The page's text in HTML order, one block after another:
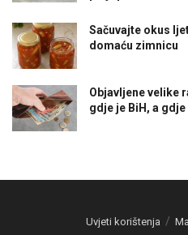
Sačuvajte okus
domaću zimnicu
Objavljene velike
gdje je BiH, a
Uvjeti korištenja